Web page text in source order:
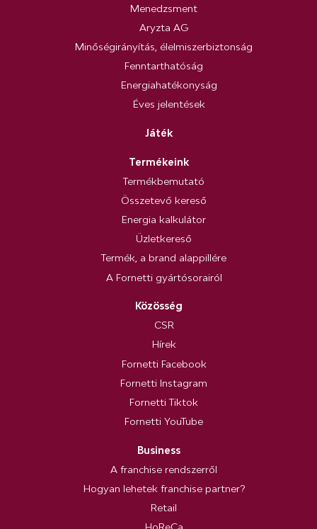
Menedzsment
Aryzta AG
Minőségirányítás, élelmiszerbiztonság
Fenntarthatóság
Energiahatékonyság
Éves jelentések
Játék
Termékeink
Termékbemutató
Összetevő kereső
Energia kalkulátor
Üzletkereső
Termék, a brand alappillére
A Fornetti gyártósorairól
Közösség
CSR
Hírek
Fornetti Facebook
Fornetti Instagram
Fornetti Tiktok
Fornetti YouTube
Business
A franchise rendszerről
Hogyan lehetek franchise partner?
Retail